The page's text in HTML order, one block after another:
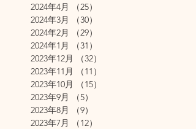
2024年4月
（25）
2024年3月
（30）
2024年2月
（29）
2024年1月
（31）
2023年12月
（32）
2023年11月
（11）
2023年10月
（15）
2023年9月
（5）
2023年8月
（9）
2023年7月
（12）